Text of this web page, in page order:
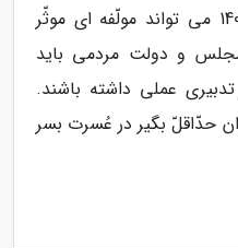
درصدی حقوق ها در بودجه 1401 می تواند مولّفه ای موثّر
مجلس و دولت مردمی باید
عملی داشته باشند.
حدّاقلّ بگیر در عُسرت بسر